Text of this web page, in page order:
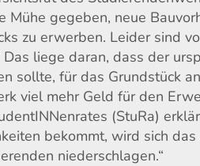
Mühe gegeben, neue
zu erwerben. Leider sind
liege daran, dass der
sollte, für das Grundstück
viel mehr Geld für den
(StuRa)
bekommt, wird sich
niederschlagen.“